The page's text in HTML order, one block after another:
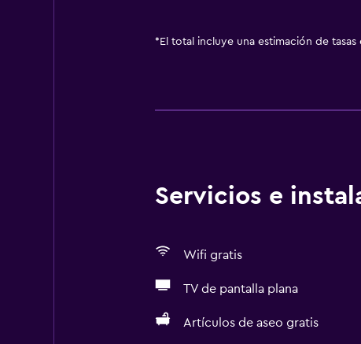
* El total incluye una estimación de
Servicios e
Wifi gratis
TV de pantalla plana
Artículos de aseo gratis